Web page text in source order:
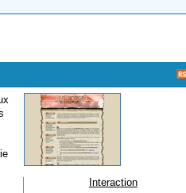
Interaction